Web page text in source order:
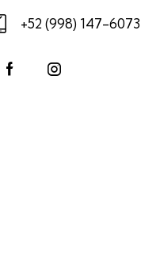
+52 (998) 147-6073